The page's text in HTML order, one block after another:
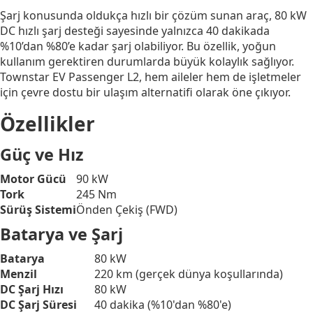
Şarj konusunda oldukça hızlı bir çözüm sunan araç, 80 kW
DC hızlı şarj desteği sayesinde yalnızca 40 dakikada
%10’dan %80’e kadar şarj olabiliyor. Bu özellik, yoğun
kullanım gerektiren durumlarda büyük kolaylık sağlıyor.
Townstar EV Passenger L2, hem aileler hem de işletmeler
için çevre dostu bir ulaşım alternatifi olarak öne çıkıyor.
Özellikler
Güç ve Hız
Motor Gücü
90 kW
Tork
245 Nm
Sürüş SistemiÖnden Çekiş (FWD)
Batarya ve Şarj
Batarya
80 kW
Menzil
220 km (gerçek dünya koşullarında)
DC Şarj Hızı
80 kW
DC Şarj Süresi
40 dakika (%10'dan %80'e)